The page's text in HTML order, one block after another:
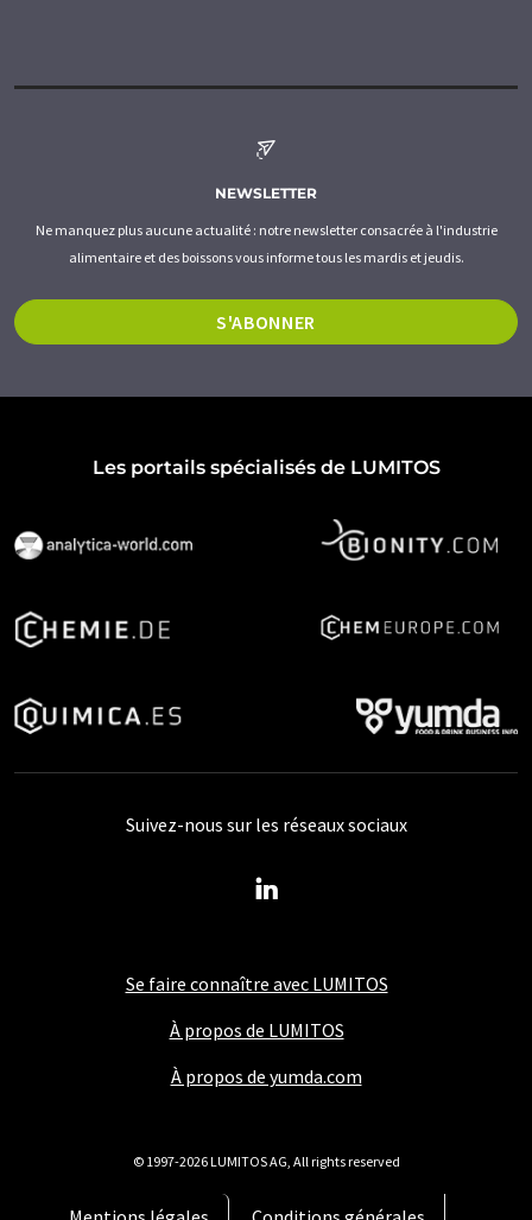
NEWSLETTER
Ne manquez plus aucune actualité : notre newsletter consacrée à l'industrie
alimentaire et des boissons vous informe tous les mardis et jeudis.
S'ABONNER
Les portails spécialisés de LUMITOS
Se faire connaître avec LUMITOS
À propos de LUMITOS
À propos de yumda.com
Suivez-nous sur les réseaux sociaux
© 1997-2026 LUMITOS AG, All rights reserved